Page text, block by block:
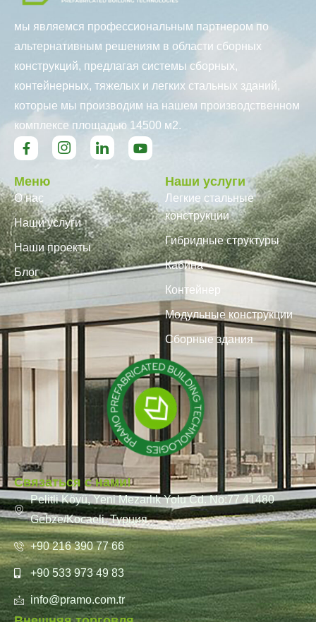
мы являемся профессиональным партнером по
альтернативным решениям в области сборных
конструкций, предлагая системы сборных,
контейнерных, тяжелых и легких стальных зданий,
которые мы производим на нашем производственном
комплексе площадью 14500 м2.
Меню
О нас
Наши услуги
Наши проекты
Блог
Наши услуги
Легкие стальные
конструкции
Гибридные структуры
Кабина
Контейнер
Модульные конструкции
Сборные здания
Связаться с нами!
Pelitli Köyü, Yeni Mezarlık Yolu Cd. No:77 41480
Gebze/Kocaeli, Турция
+90 216 390 77 66
+90 533 973 49 83
info@pramo.com.tr